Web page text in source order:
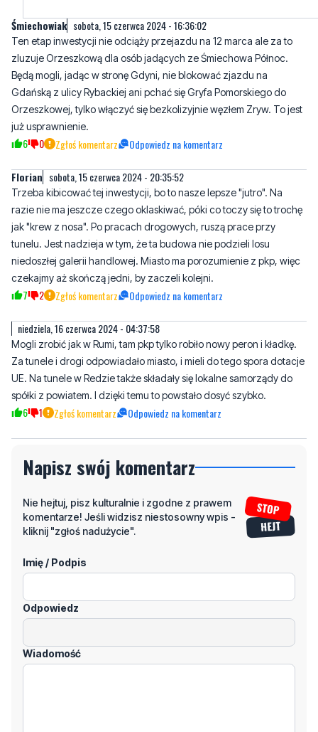
Będą mogli, jadąc w stronę Gdyni, nie blokować zjazdu na
Gdańską z ulicy Rybackiej ani pchać się Gryfa Pomorskiego do
Orzeszkowej, tylko włączyć się bezkolizyjnie węzłem Zryw. To jest
już usprawnienie.
6 0 Zgłoś komentarz Odpowiedz na komentarz
Florian sobota, 15 czerwca 2024 - 20:35:52
Trzeba kibicować tej inwestycji, bo to nasze lepsze "jutro". Na
jak "krew z nosa". Po pracach drogowych, ruszą prace przy
tunelu. Jest nadzieja w tym, że ta budowa nie podzieli losu
niedoszłej galerii handlowej. Miasto ma porozumienie z pkp, więc
czekajmy aż skończą jedni, by zaczeli kolejni.
7 2 Zgłoś komentarz Odpowiedz na komentarz
niedziela, 16 czerwca 2024 - 04:37:58
Mogli zrobić jak w Rumi, tam pkp tylko robiło nowy peron i kładkę.
UE. Na tunele w Redzie także składały się lokalne samorządy do
spółki z powiatem. I dzięki temu to powstało dosyć szybko.
6 1 Zgłoś komentarz Odpowiedz na komentarz
Napisz swój komentarz
komentarze! Jeśli widzisz niestosowny wpis -
kliknij "zgłoś nadużycie".
Imię / Podpis
Odpowiedz
Wiadomość